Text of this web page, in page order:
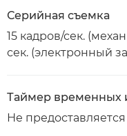
Серийная съемка
15 кадров/сек.
сек. (электронный
Таймер временных
Не предоставляется